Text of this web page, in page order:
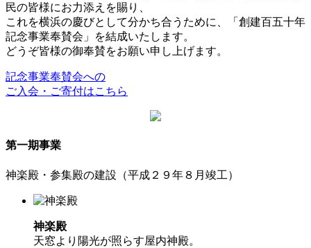
民の皆様にお力添えを賜り、
これを横浜の慶びとして分かち合うために、「創建百五十年
記念事業奉賛会」を結成いたします。
どうぞ皆様の御奉賛をお願い申し上げます。
記念事業奉賛会への
ご入会・ご寄付はこちら
第一期事業
神楽殿・参集殿の建設（平成２９年８月竣工）
神楽殿
天窓より陽光が照らす屋内神殿。